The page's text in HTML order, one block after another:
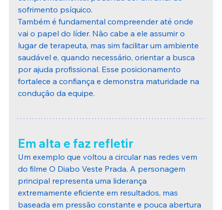
sofrimento psíquico.
Também é fundamental compreender até onde
vai o papel do líder. Não cabe a ele assumir o
lugar de terapeuta, mas sim facilitar um ambiente
saudável e, quando necessário, orientar a busca
por ajuda profissional. Esse posicionamento
fortalece a confiança e demonstra maturidade na
condução da equipe.
Em alta e faz refletir
Um exemplo que voltou a circular nas redes vem
do filme O Diabo Veste Prada. A personagem
principal representa uma liderança
extremamente eficiente em resultados, mas
baseada em pressão constante e pouca abertura